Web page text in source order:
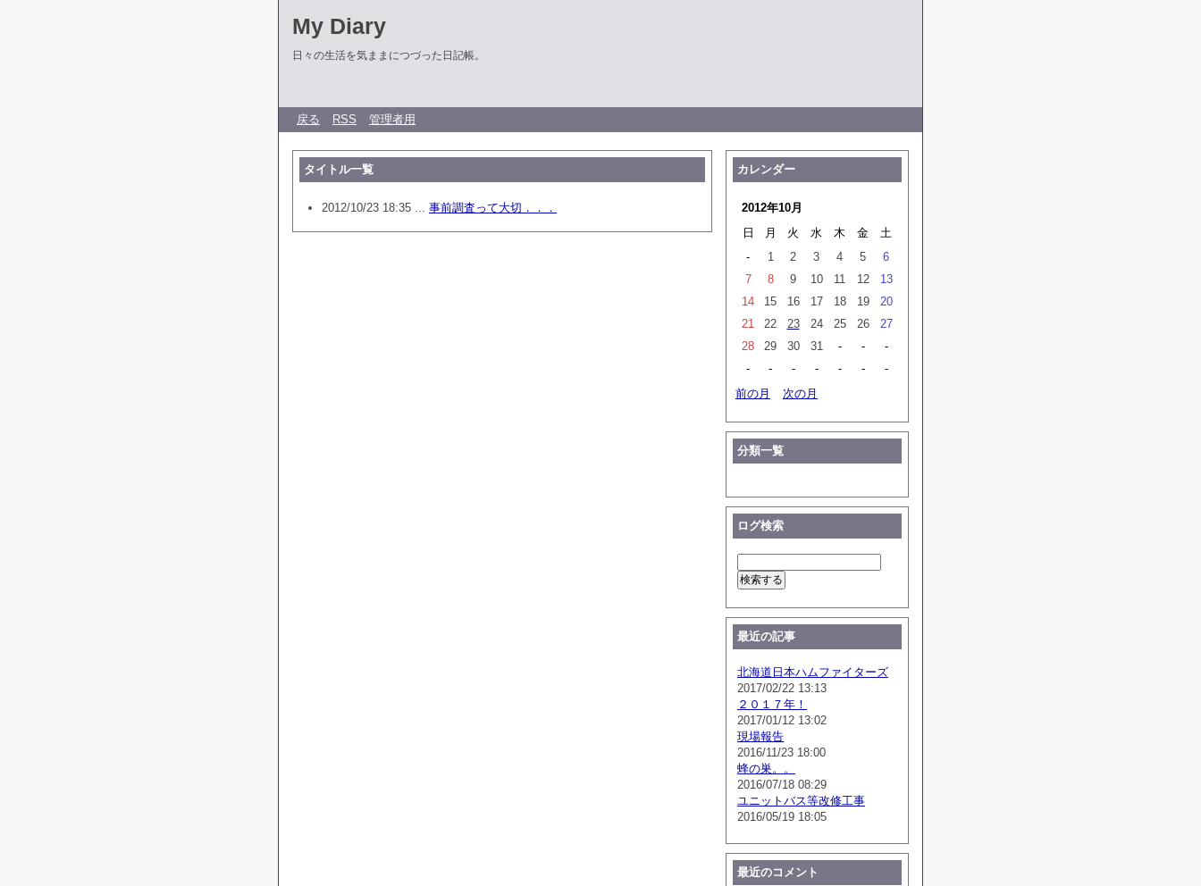
My Diary
日々の生活を気ままにつづった日記帳。
戻る RSS 管理者用
タイトル一覧
2012/10/23 18:35 ... 事前調査って大切．．．
カレンダー
2012年10月
日
月 火 水 木 金
土
-
1 2 3 4 5
6
7
8 9 10 11 12
13
14
15 16 17 18 19
20
21
22 23 24 25 26
27
28
29 30 31 - -
-
-
- - - - -
-
前の月
次の月
分類一覧
ログ検索
最近の記事
北海道日本ハムファイターズ
2017/02/22 13:13
２０１７年！
2017/01/12 13:02
現場報告
2016/11/23 18:00
蜂の巣。。
2016/07/18 08:29
ユニットバス等改修工事
2016/05/19 18:05
最近のコメント